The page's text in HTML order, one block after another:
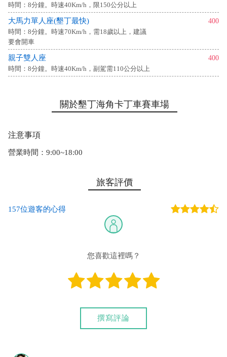
時間：8分鐘。時速40Km/h，限150公分以上
大馬力單人座(墾丁最快)
時間：8分鐘。時速70Km/h，需18歲以上，建議
要會開車
400
親子雙人座
時間：8分鐘。時速40Km/h，副駕需110公分以上
400
關於墾丁海角卡丁車賽車場
注意事項
營業時間：9:00~18:00
旅客評價
157位遊客的心得
您喜歡這裡嗎？
撰寫評論